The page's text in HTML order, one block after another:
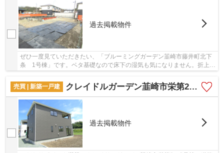
過去掲載物件
ぜひ一度見ていただきたい、「ブルーミングガーデン韮崎市藤井町北下
条 1号棟」です。ベタ基礎なので床下の湿気も気になりません。折上天
売買 | 新築一戸建
クレイドルガーデン韮崎市栄第2 2号棟
過去掲載物件